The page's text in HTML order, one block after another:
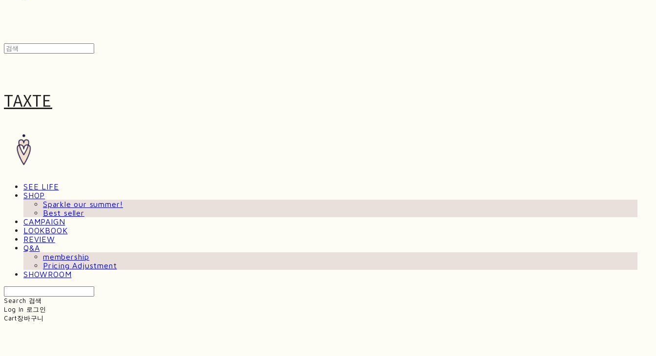
TAXTE
SEE LIFE
SHOP
Sparkle our summer!
Best seller
CAMPAIGN
LOOKBOOK
REVIEW
Q&A
membership
Pricing Adjustment
SHOWROOM
Search 검색
Log In 로그인
Cart장바구니